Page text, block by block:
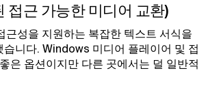
접근 가능한 미디어 교환)
성을 지원하는 복잡한 텍스트 서식을
습니다. Windows 미디어 플레이어 및 접
은 옵션이지만 다른 곳에서는 덜 일반적